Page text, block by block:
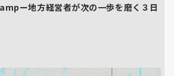
ー地方経営者が次の一歩を磨く３日